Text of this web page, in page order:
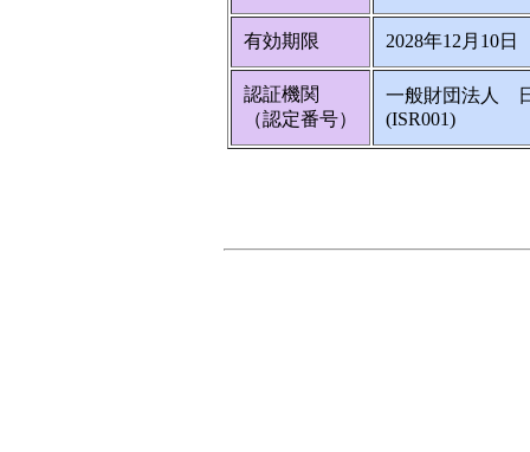
有効期限 2028年12月10日
認証機関
（認定番号）
一般財団法人
(ISR001)